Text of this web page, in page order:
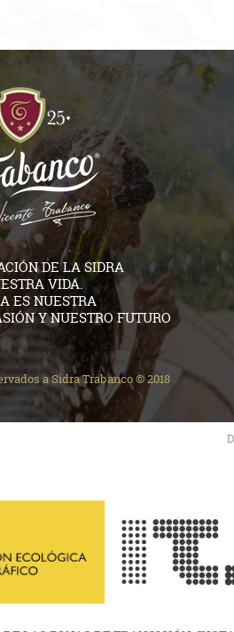
DE LA SIDRA
VIDA.
ES NUESTRA
Y NUESTRO FUTURO
a Sidra Trabanco © 2018